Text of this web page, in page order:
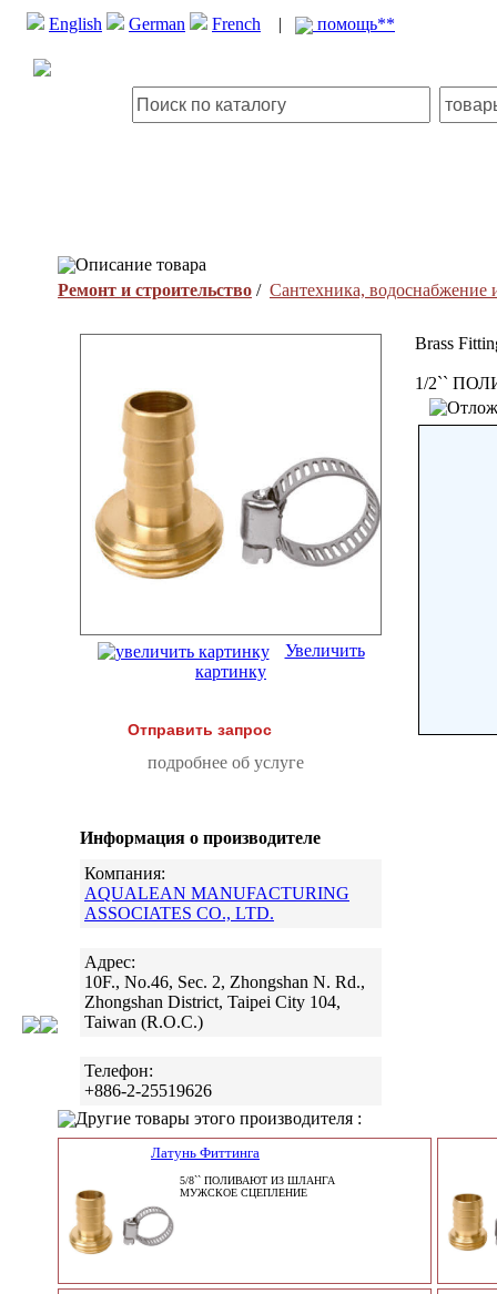
English German French | помощь**
Описание товара
Ремонт и строительство / Сантехника, водоснабжение
Увеличить
картинку
Отправить запрос
подробнее об услуге
Информация о производителе
Компания:
AQUALEAN MANUFACTURING
ASSOCIATES CO., LTD.
Адрес:
10F., No.46, Sec. 2, Zhongshan N. Rd.,
Zhongshan District, Taipei City 104,
Taiwan (R.O.C.)
Телефон:
+886-2-25519626
Brass
1/2``
Другие товары этого производителя :
Латунь Фиттинга
5/8`` ПОЛИВАЮТ ИЗ ШЛАНГА
МУЖСКОЕ СЦЕПЛЕНИЕ